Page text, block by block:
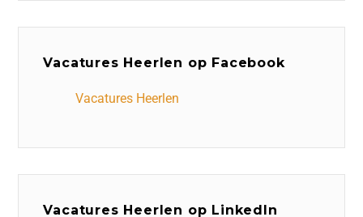
Vacatures Heerlen op Facebook
Vacatures Heerlen
Vacatures Heerlen op LinkedIn